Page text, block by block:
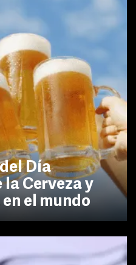
Día
Cerveza y
el mundo